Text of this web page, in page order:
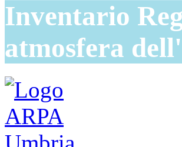
Inventario
atmosfera